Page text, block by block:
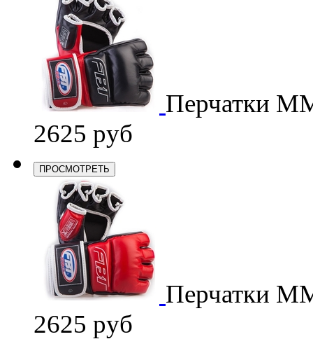
Перчатки
2625 руб
ПРОСМОТРЕТЬ
Перчатки
2625 руб